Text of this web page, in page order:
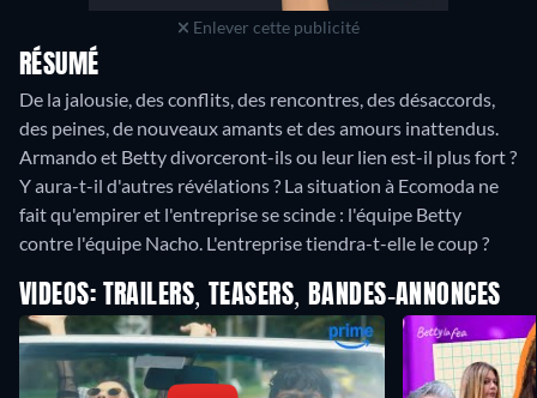
Enlever cette publicité
RÉSUMÉ
De la jalousie, des conflits, des rencontres, des désaccords,
des peines, de nouveaux amants et des amours inattendus.
Armando et Betty divorceront-ils ou leur lien est-il plus fort ?
Y aura-t-il d'autres révélations ? La situation à Ecomoda ne
fait qu'empirer et l'entreprise se scinde : l'équipe Betty
contre l'équipe Nacho. L'entreprise tiendra-t-elle le coup ?
VIDEOS: TRAILERS, TEASERS, BANDES-ANNONCES